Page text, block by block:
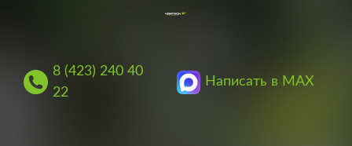
8 (423) 240 40
22
Написать в MAX